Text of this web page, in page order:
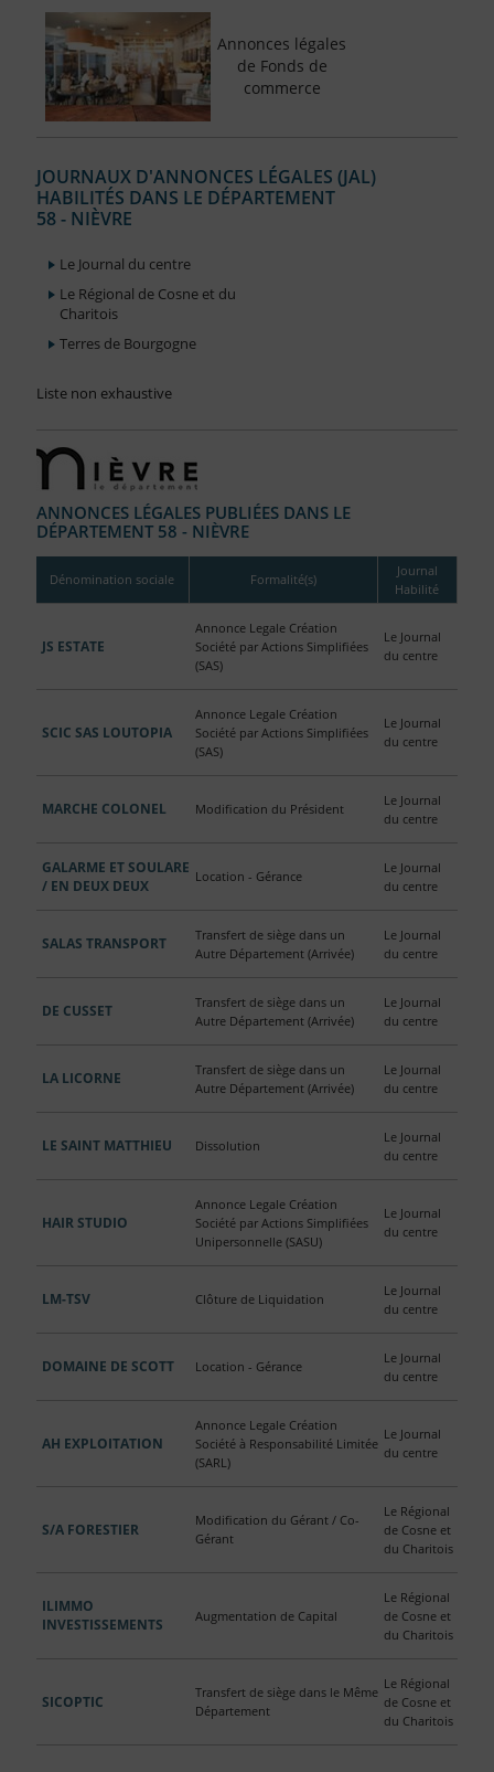
Annonces légales
de Fonds de
commerce
JOURNAUX D'ANNONCES LÉGALES (JAL)
HABILITÉS DANS LE DÉPARTEMENT
58 - NIÈVRE
Le Journal du centre
Le Régional de Cosne et du
Charitois
Terres de Bourgogne
Liste non exhaustive
ANNONCES LÉGALES PUBLIÉES DANS LE
DÉPARTEMENT 58 - NIÈVRE
Dénomination sociale Formalité(s)
Journal
Habilité
JS ESTATE
Annonce Legale Création
Société par Actions Simplifiées
(SAS)
Le Journal
du centre
SCIC SAS LOUTOPIA
Annonce Legale Création
Société par Actions Simplifiées
(SAS)
Le Journal
du centre
MARCHE COLONEL Modification du Président
Le Journal
du centre
GALARME ET SOULARE
/ EN DEUX DEUX
Location - Gérance
Le Journal
du centre
SALAS TRANSPORT
Transfert de siège dans un
Autre Département (Arrivée)
Le Journal
du centre
DE CUSSET
Transfert de siège dans un
Autre Département (Arrivée)
Le Journal
du centre
LA LICORNE
Transfert de siège dans un
Autre Département (Arrivée)
Le Journal
du centre
LE SAINT MATTHIEU Dissolution
Le Journal
du centre
HAIR STUDIO
Annonce Legale Création
Société par Actions Simplifiées
Unipersonnelle (SASU)
Le Journal
du centre
LM-TSV Clôture de Liquidation
Le Journal
du centre
DOMAINE DE SCOTT Location - Gérance
Le Journal
du centre
AH EXPLOITATION
Annonce Legale Création
Société à Responsabilité Limitée
(SARL)
Le Journal
du centre
S/A FORESTIER
Modification du Gérant / Co-
Gérant
Le Régional
de Cosne et
du Charitois
ILIMMO
INVESTISSEMENTS
Augmentation de Capital
Le Régional
de Cosne et
du Charitois
SICOPTIC
Transfert de siège dans le Même
Département
Le Régional
de Cosne et
du Charitois